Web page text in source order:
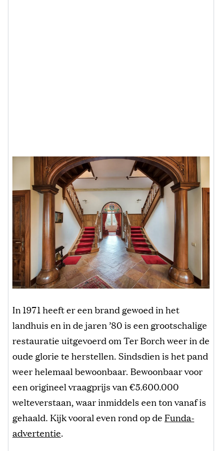
In 1971 heeft er een brand gewoed in het
landhuis en in de jaren ’80 is een grootschalige
restauratie uitgevoerd om Ter Borch weer in de
oude glorie te herstellen. Sindsdien is het pand
weer helemaal bewoonbaar. Bewoonbaar voor
een origineel vraagprijs van €5.600.000
welteverstaan, waar inmiddels een ton vanaf is
gehaald. Kijk vooral even rond op de Funda-
advertentie.